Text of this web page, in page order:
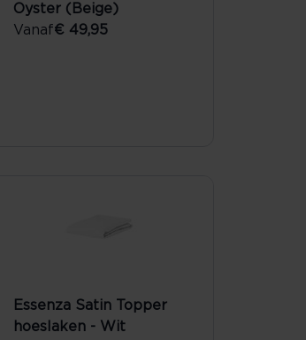
Oyster (Beige)
Vanaf€ 49,95
Essenza Satin Topper
hoeslaken - Wit